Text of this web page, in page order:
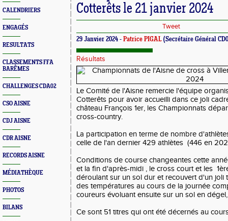
CALENDRIERS
ENGAGÉS
RESULTATS
CLASSEMENTS FFA
BARÊMES
CHALLENGES CDA02
CSO AISNE
CDJ AISNE
CDR AISNE
RECORDS AISNE
MÉDIATHÈQUE
PHOTOS
BILANS
Cotterêts le 21 janvier 2024
Tweet
29 Janvier 2024 - Patrice PIGAL (Secrétaire Général
Résultats
Le Comité de l'Aisne remercie l'équipe
Cotterêts pour avoir accueilli dans ce joli
château François 1er, les Championnats
cross-country.
La participation en terme de nombre
celle de l'an dernier 429 athlètes (446 en
Conditions de course changeantes cette
et la fin d'après-midi , le cross court et les
déroulant sur un sol dur et recouvert d'un joli
des températures au cours de la journée
coureurs évoluant ensuite sur un sol en
Ce sont 51 titres qui ont été décernés au